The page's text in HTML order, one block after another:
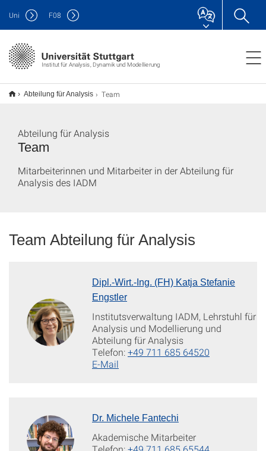
Institut für Analysis, Dynamik und Modellierung
Uni F08
Abteilung für Analysis Team
Team
Abteilung für Analysis
Mitarbeiterinnen und Mitarbeiter in der Abteilung für
Analysis des IADM
Team Abteilung für Analysis
Dipl.-Wirt.-Ing. (FH) Katja Stefanie
Engstler
Institutsverwaltung IADM, Lehrstuhl für
Analysis und Modellierung und
Abteilung für Analysis
Telefon:+49 711 685 64520
E-Mail
Dr. Michele Fantechi
Akademische Mitarbeiter